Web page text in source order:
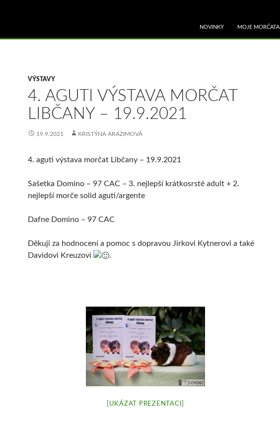
NOVINKY
MOJE MORČATA
VÝSTAVY
4. AGUTI VÝSTAVA MORČAT
LIBČANY – 19.9.2021
19.9.2021 KRISTÝNA ARAZIMOVÁ
4. aguti výstava morčat Libčany – 19.9.2021
Sašetka Domino – 97 CAC – 3. nejlepší krátkosrsté adult + 2.
nejlepší morče solid aguti/argente
Dafne Domino – 97 CAC
Děkuji za hodnocení a pomoc s dopravou Jirkovi Kytnerovi a také
Davidovi Kreuzovi
.
[UKÁZAT PREZENTACI]